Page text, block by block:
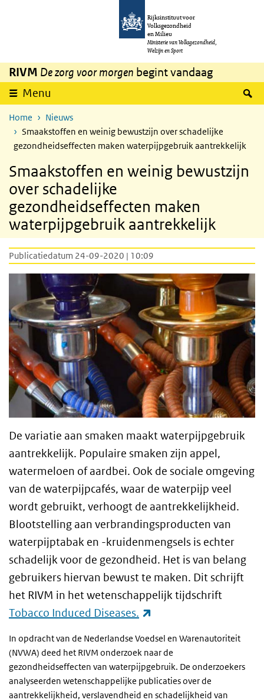
Overslaan en naar de inhoud gaan
Rijksinstituut voor
Volksgezondheid
en Milieu
Ministerie van Volksgezondheid,
Welzijn en Sport
RIVM De zorg voor morgen begint vandaag
Menu
Home
Nieuws
Smaakstoffen en weinig bewustzijn over schadelijke
gezondheidseffecten maken waterpijpgebruik aantrekkelijk
Smaakstoffen en weinig bewustzijn
over schadelijke
gezondheidseffecten maken
waterpijpgebruik aantrekkelijk
Publicatiedatum 24-09-2020 | 10:09
De variatie aan smaken maakt waterpijpgebruik
aantrekkelijk. Populaire smaken zijn appel,
watermeloen of aardbei. Ook de sociale omgeving
van de waterpijpcafés, waar de waterpijp veel
wordt gebruikt, verhoogt de aantrekkelijkheid.
Blootstelling aan verbrandingsproducten van
waterpijptabak en -kruidenmengsels is echter
schadelijk voor de gezondheid. Het is van belang
gebruikers hiervan bewust te maken. Dit schrijft
het RIVM in het wetenschappelijk tijdschrift
Tobacco Induced Diseases.
In opdracht van de Nederlandse Voedsel en Warenautoriteit
(NVWA) deed het RIVM onderzoek naar de
gezondheidseffecten van waterpijpgebruik. De onderzoekers
analyseerden wetenschappelijke publicaties over de
aantrekkelijkheid, verslavendheid en schadelijkheid van